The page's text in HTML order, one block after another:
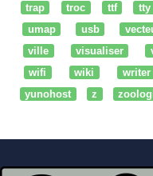
trap
troc ttf tty
umap
usb
ville
visualiser
wifi
wiki writer
yunohost
z